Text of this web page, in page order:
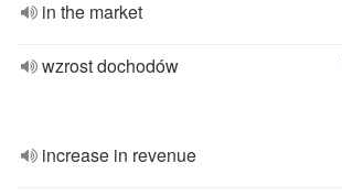
in the market
wzrost dochodów
increase in revenue